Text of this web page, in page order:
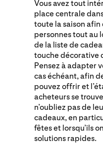
Vous avez tout
place centrale
toute la saison afin
personnes tout au
de la liste de
touche décorative
Pensez à adapter
cas échéant, afin
pouvez offrir et
acheteurs se
n’oubliez pas de
cadeaux, en
fêtes et lorsqu’ils
solutions rapides.